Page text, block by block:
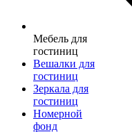
Мебель для
гостиниц
Вешалки для
гостиниц
Зеркала для
гостиниц
Номерной
фонд